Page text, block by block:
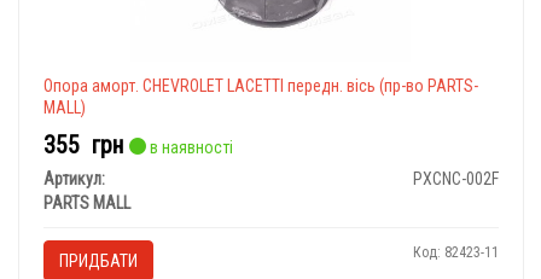
Опора аморт. CHEVROLET LACETTI передн. вісь (пр-во PARTS-
MALL)
355 грн
в наявності
Артикул:
PXCNC-002F
PARTS MALL
ПРИДБАТИ Код: 82423-11